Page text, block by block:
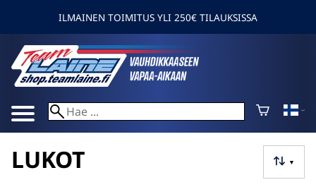
ILMAINEN TOIMITUS YLI 250€ TILAUKSISSA
▼
LUKOT